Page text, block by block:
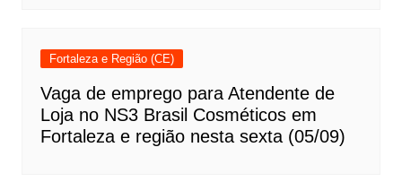
Fortaleza e Região (CE)
Vaga de emprego para Atendente de
Loja no NS3 Brasil Cosméticos em
Fortaleza e região nesta sexta (05/09)